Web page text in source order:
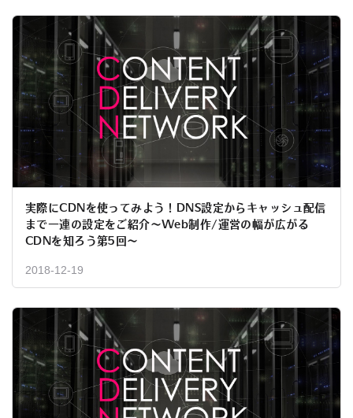
実際にCDNを使ってみよう！DNS設定からキャッシュ配信
まで一連の設定をご紹介〜Web制作/運営の幅が広がる
CDNを知ろう第5回〜
2018-12-19